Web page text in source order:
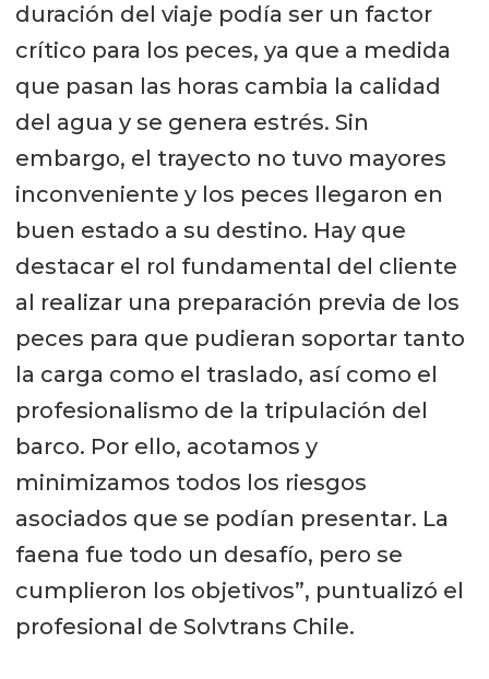
duración del viaje podía ser un factor
crítico para los peces, ya que a medida
que pasan las horas cambia la calidad
del agua y se genera estrés. Sin
embargo, el trayecto no tuvo mayores
inconveniente y los peces llegaron en
buen estado a su destino. Hay que
destacar el rol fundamental del cliente
al realizar una preparación previa de los
peces para que pudieran soportar tanto
la carga como el traslado, así como el
profesionalismo de la tripulación del
barco. Por ello, acotamos y
minimizamos todos los riesgos
asociados que se podían presentar. La
faena fue todo un desafío, pero se
cumplieron los objetivos”, puntualizó el
profesional de Solvtrans Chile.